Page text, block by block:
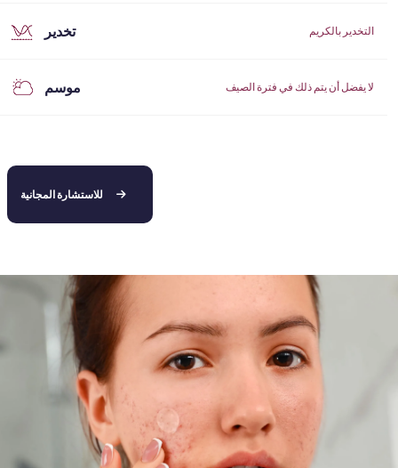
تخدير التخدير بالكريم
موسم لا يفضل أن يتم ذلك في فترة الصيف
للاستشارة المجانية